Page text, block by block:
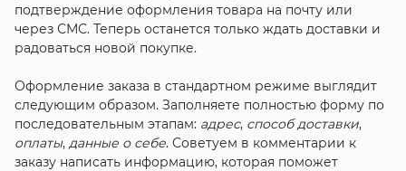
подтверждение оформления товара на почту или
через СМС. Теперь останется только ждать доставки и
радоваться новой покупке.
Оформление заказа в стандартном режиме выглядит
следующим образом. Заполняете полностью форму по
последовательным этапам: адрес, способ доставки,
оплаты, данные о себе. Советуем в комментарии к
заказу написать информацию, которая поможет